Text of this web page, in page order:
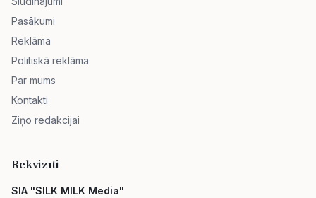
Pasākumi
Reklāma
Politiskā reklāma
Par mums
Kontakti
Ziņo redakcijai
Rekvizīti
SIA "SILK MILK Media"